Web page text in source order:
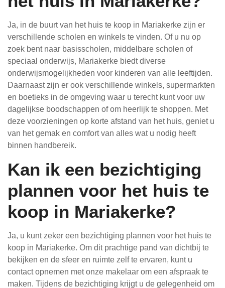
Ja, in de buurt van het huis te koop in Mariakerke zijn er
verschillende scholen en winkels te vinden. Of u nu op
zoek bent naar basisscholen, middelbare scholen of
speciaal onderwijs, Mariakerke biedt diverse
onderwijsmogelijkheden voor kinderen van alle leeftijden.
Daarnaast zijn er ook verschillende winkels, supermarkten
en boetieks in de omgeving waar u terecht kunt voor uw
dagelijkse boodschappen of om heerlijk te shoppen. Met
deze voorzieningen op korte afstand van het huis, geniet u
van het gemak en comfort van alles wat u nodig heeft
binnen handbereik.
Kan ik een bezichtiging
plannen voor het huis te
koop in Mariakerke?
Ja, u kunt zeker een bezichtiging plannen voor het huis te
koop in Mariakerke. Om dit prachtige pand van dichtbij te
bekijken en de sfeer en ruimte zelf te ervaren, kunt u
contact opnemen met onze makelaar om een afspraak te
maken. Tijdens de bezichtiging krijgt u de gelegenheid om